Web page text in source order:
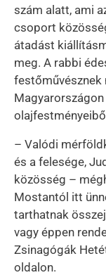
szám alatt, ami
csoport
átadást
meg. A rabbi
festőművésznek
– Valódi
és a felesége,
közösség –
Mostantól itt
tarthatnak
vagy éppen
Zsinagógák
oldalon.